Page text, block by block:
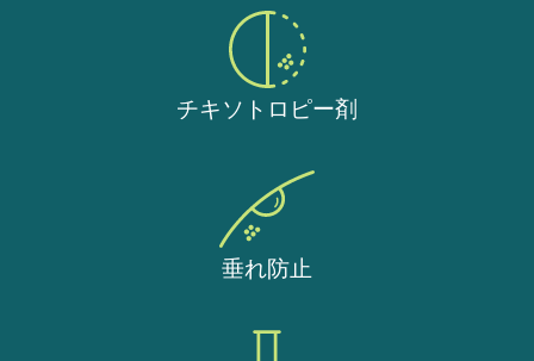
チキソトロピー剤
垂れ防止